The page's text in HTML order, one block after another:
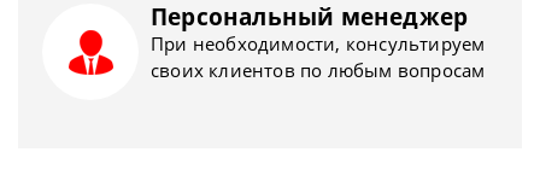
Персональный менеджер
При необходимости, консультируем
своих клиентов по любым вопросам